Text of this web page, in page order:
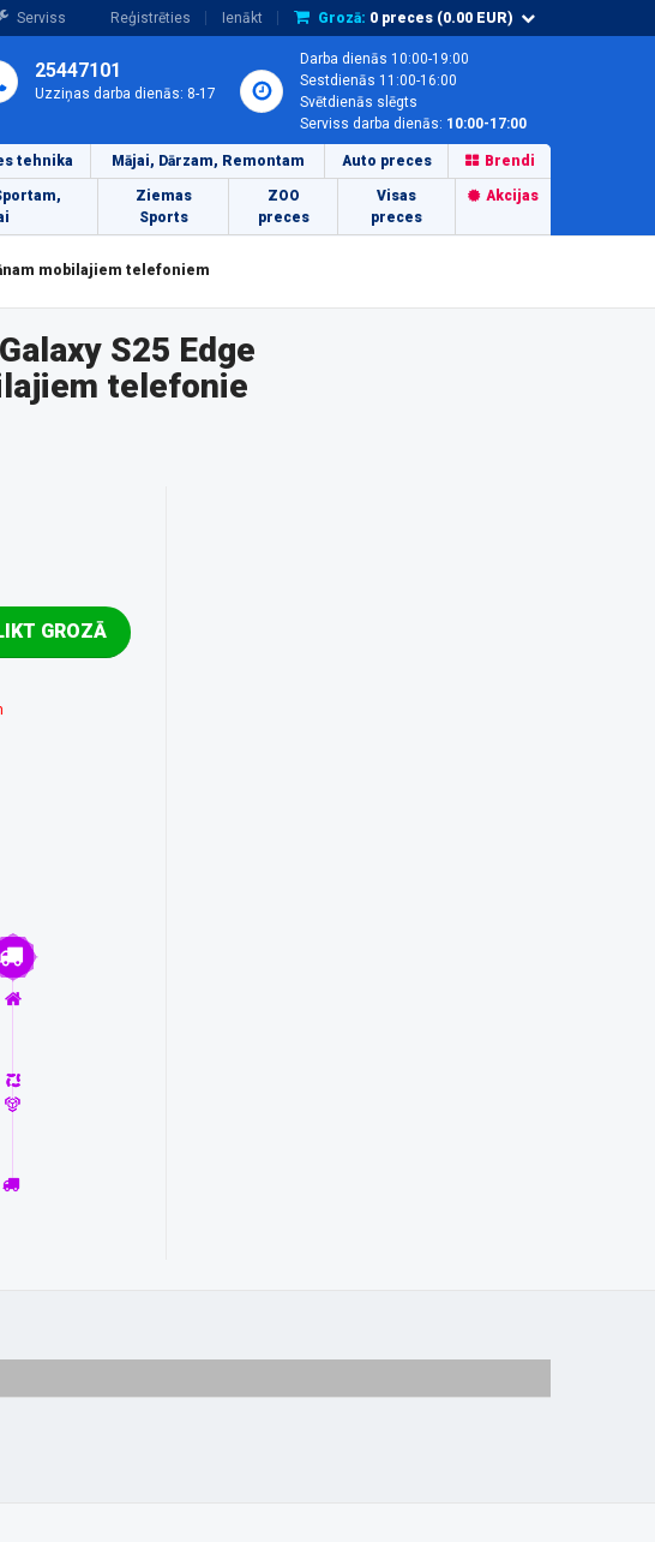
Serviss Reģistrēties Ienākt Grozā: 0 preces (0.00 EUR)
25447101
Uzziņas darba dienās: 8-17
Darba dienās 10:00-19:00
Sestdienās 11:00-16:00
Svētdienās slēgts
Serviss darba dienās: 10:00-17:00
tehnika Mājai, Dārzam, Remontam Auto preces Brendi
Ziemas
Sports
ZOO
preces
Visas
preces
Akcijas
mobilajiem telefoniem
S25 Edge
telefonie
GROZĀ